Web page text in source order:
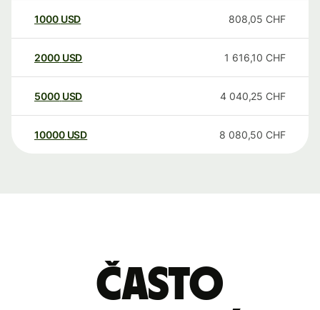
1000 USD 808,05 CHF
2000 USD 1 616,10 CHF
5000 USD 4 040,25 CHF
10000 USD 8 080,50 CHF
Často